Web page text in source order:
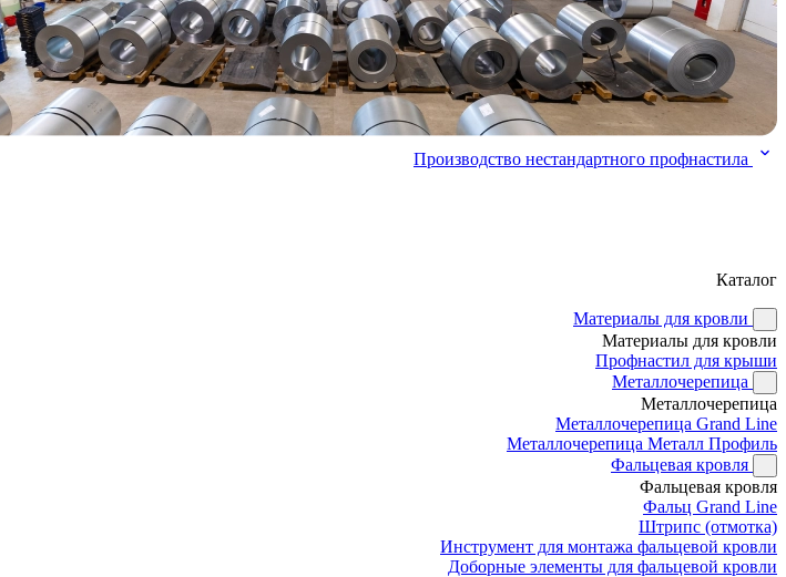
Производство нестандартного профнастила
Каталог
Материалы для кровли
Материалы для кровли
Профнастил для крыши
Металлочерепица
Металлочерепица
Металлочерепица Grand Line
Металлочерепица Металл Профиль
Фальцевая кровля
Фальцевая кровля
Фальц Grand Line
Штрипс (отмотка)
Инструмент для монтажа фальцевой кровли
Доборные элементы для фальцевой кровли